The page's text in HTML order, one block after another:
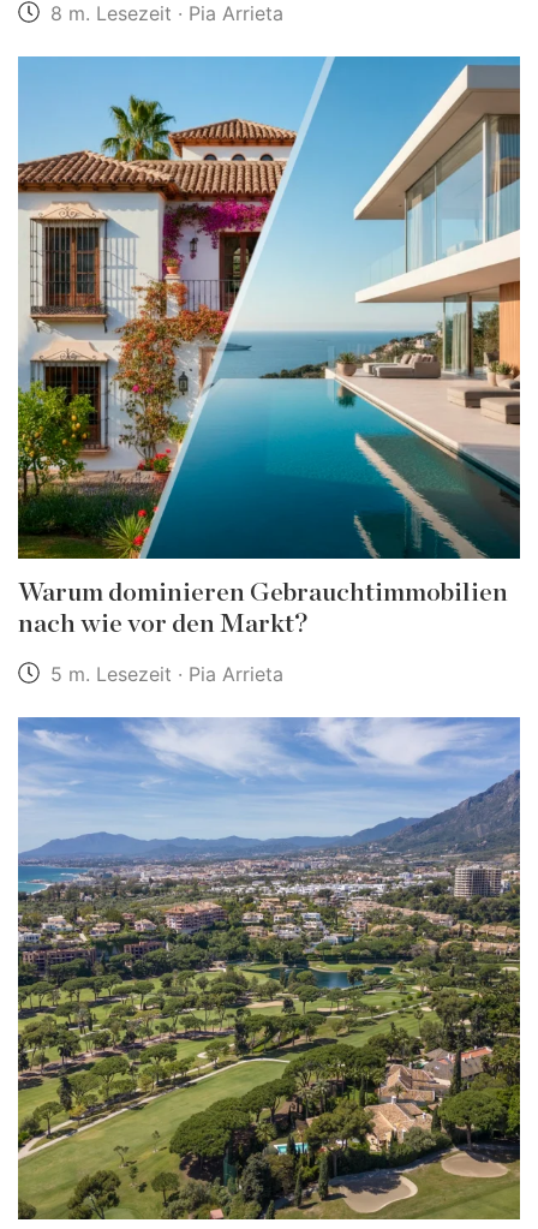
8 m. Lesezeit · Pia Arrieta
Warum dominieren Gebrauchtimmobilien
nach wie vor den Markt?
5 m. Lesezeit · Pia Arrieta